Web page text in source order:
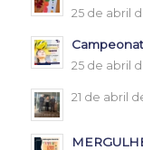
25 de abril
25 de abril
21 de abril